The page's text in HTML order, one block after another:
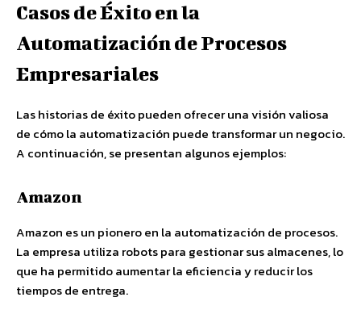
Casos de Éxito en la
Automatización de Procesos
Empresariales
Las historias de éxito pueden ofrecer una visión valiosa
de cómo la automatización puede transformar un negocio.
A continuación, se presentan algunos ejemplos:
Amazon
Amazon es un pionero en la automatización de procesos.
La empresa utiliza robots para gestionar sus almacenes, lo
que ha permitido aumentar la eficiencia y reducir los
tiempos de entrega.